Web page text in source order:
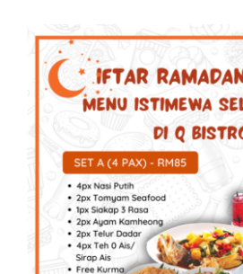
Business